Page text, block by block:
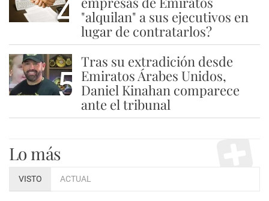
4 "alquilan" a sus ejecutivos en
lugar de contratarlos?
5
Tras su extradición desde
Emiratos Árabes Unidos,
Daniel Kinahan comparece
ante el tribunal
Lo más
VISTO ACTUAL